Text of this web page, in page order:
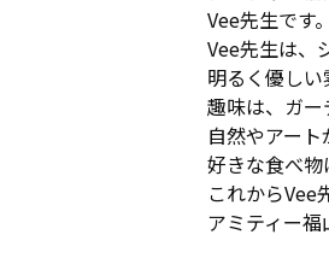
Vee先生です。
Vee先生は、
明るく優しい
趣味は、ガー
自然やアート
好きな食べ物
これからVee
アミティー